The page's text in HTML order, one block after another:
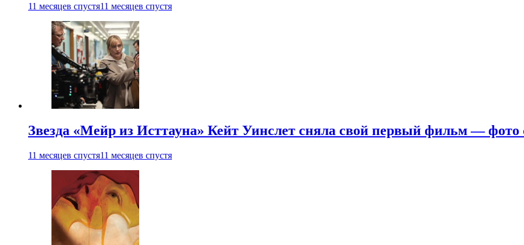
11 месяцев спустя11 месяцев спустя
Звезда «Мейр из Исттауна» Кейт Уинслет сняла свой первый фильм — фото
11 месяцев спустя11 месяцев спустя